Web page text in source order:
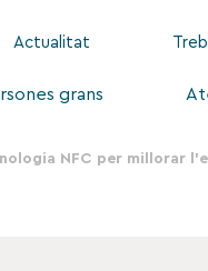
Actualitat
grans
NFC per millorar